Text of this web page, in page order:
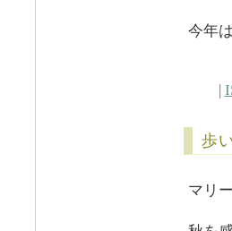
今年
|
歩
マリ